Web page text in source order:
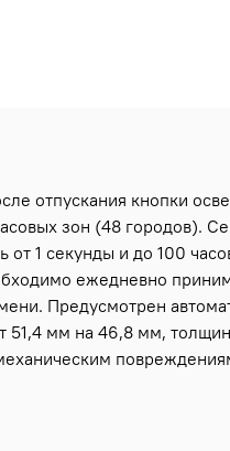
отпускания кнопки
зон (48 городов).
1 секунды и до 100
ежедневно
Предусмотрен
51,4 мм на 46,8 мм,